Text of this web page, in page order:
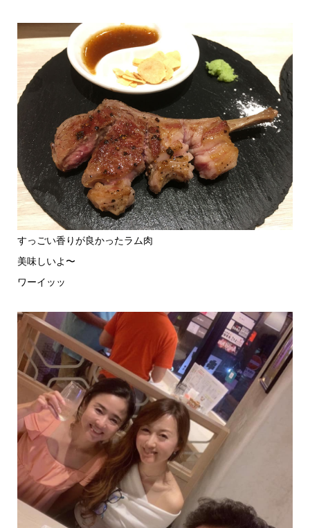
すっごい香りが良かったラム肉
美味しいよ〜
ワーイッッ